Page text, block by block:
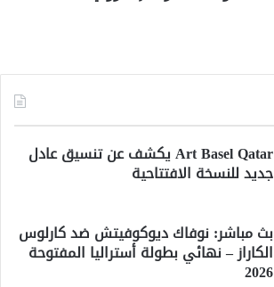
Art Basel Qatar يكشف عن تنسيق عادل
جديد للنسخة الافتتاحية
بث مباشر: نوفاك ديوكوفيتش ضد كارلوس
الكاراز – نهائي بطولة أستراليا المفتوحة
2026